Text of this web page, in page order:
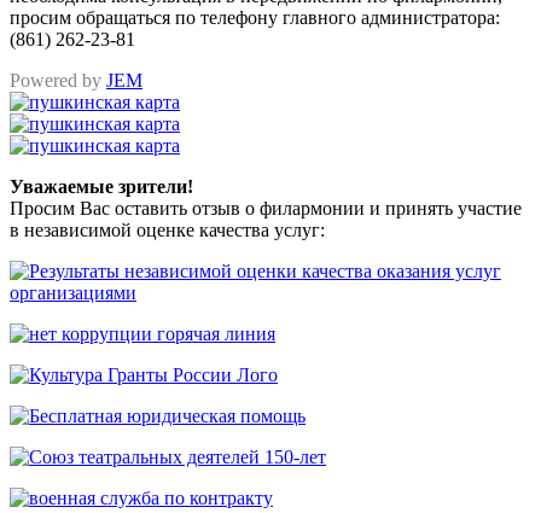
просим обращаться по телефону главного администратора:
(861) 262-23-81
Powered by JEM
Уважаемые зрители!
Просим Вас оставить отзыв о филармонии и принять участие
в независимой оценке качества услуг: